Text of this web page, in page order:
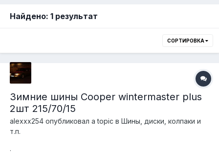
Найдено: 1 результат
СОРТИРОВКА
Зимние шины Cooper wintermaster plus
2шт 215/70/15
alexxx254 опубликовал a topic в Шины, диски, колпаки и
т.п.
.